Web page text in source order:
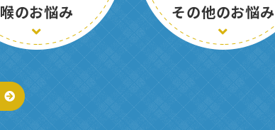
喉のお悩み その他のお悩み